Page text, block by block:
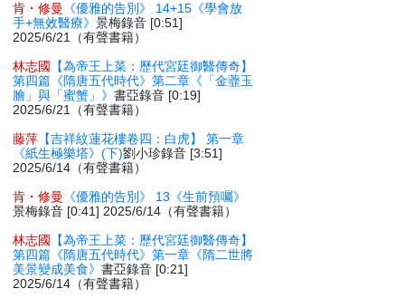
肯・修曼
《優雅的告別》 14+15《學會放
手+無效醫療》景梅錄音 [0:51]
2025/6/21（有聲書籍）
林志國
【為帝王上菜：歷代宮廷御醫傳奇】
第四篇《隋唐五代時代》第二章《「金虀玉
膾」與「蜜蟹」》書亞錄音 [0:19]
2025/6/21（有聲書籍）
藤萍 【吉祥紋蓮花樓卷四：白虎】 第一章
《紙生極樂塔》(下)劉小珍錄音 [3:51]
2025/6/14（有聲書籍）
肯・修曼
《優雅的告別》 13《生前預囑》
景梅錄音 [0:41] 2025/6/14（有聲書籍）
林志國
【為帝王上菜：歷代宮廷御醫傳奇】
第四篇《隋唐五代時代》第一章《隋二世將
美景變成美食》書亞錄音 [0:21]
2025/6/14（有聲書籍）